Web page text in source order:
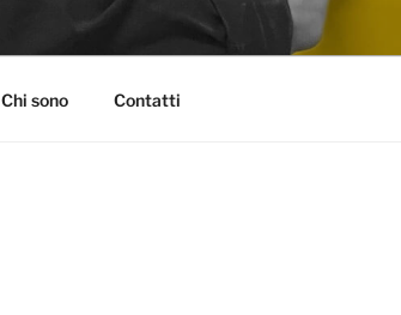
Chi sono Contatti